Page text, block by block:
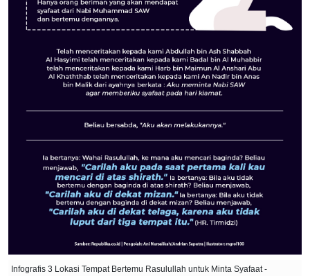
Infografis 3 Lokasi Tempat Bertemu Rasulullah untuk Minta Syafaat -